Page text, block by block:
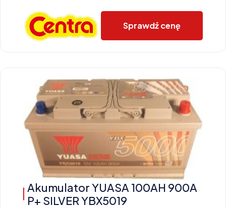
Sprawdź cenę
Akumulator YUASA 100AH 900A
P+ SILVER YBX5019